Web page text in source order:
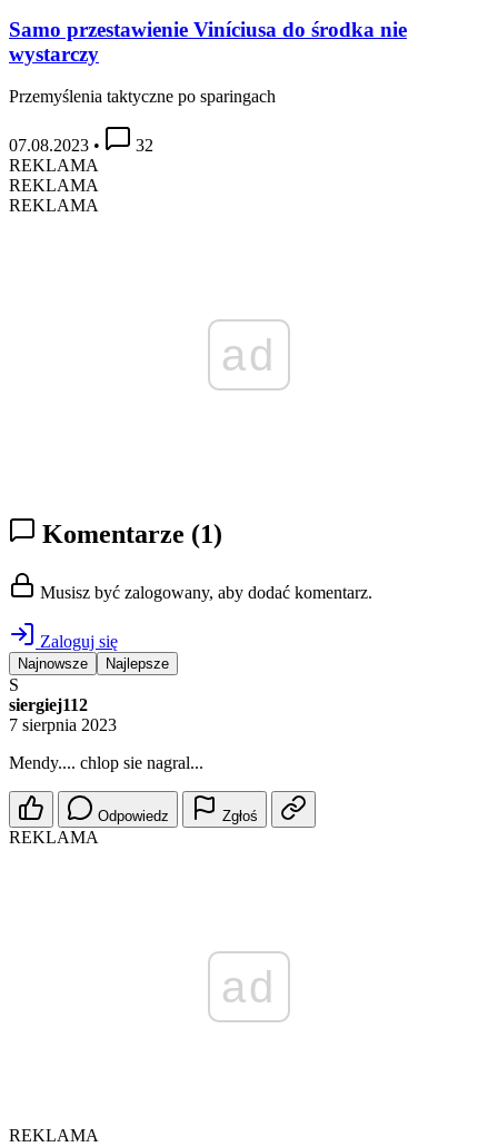
Samo przestawienie Viníciusa do środka nie
wystarczy
Przemyślenia taktyczne po sparingach
07.08.2023 •
32
REKLAMA
REKLAMA
REKLAMA
ad
Komentarze (1)
Musisz być zalogowany, aby dodać komentarz.
Zaloguj się
Najnowsze Najlepsze
S
siergiej112
7 sierpnia 2023
Mendy.... chlop sie nagral...
Odpowiedz Zgłoś
REKLAMA
ad
REKLAMA